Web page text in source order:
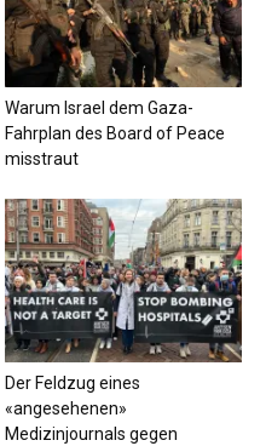
Warum Israel dem Gaza-
Fahrplan des Board of Peace
misstraut
Der Feldzug eines
«angesehenen»
Medizinjournals gegen